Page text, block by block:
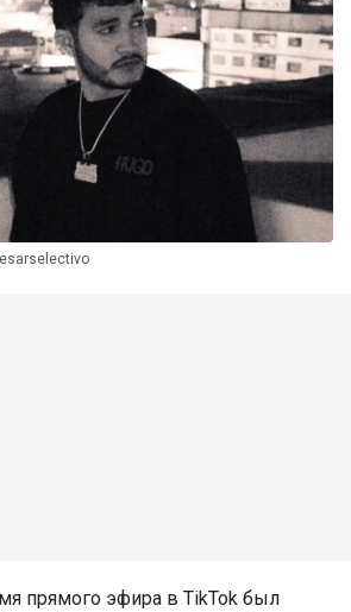
прямого эфира в TikTok был